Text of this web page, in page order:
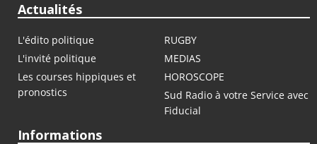
Actualités
L'édito politique
RUGBY
L'invité politique
MEDIAS
Les courses hippiques et
pronostics
HOROSCOPE
Sud Radio à votre Service avec
Fiducial
Informations